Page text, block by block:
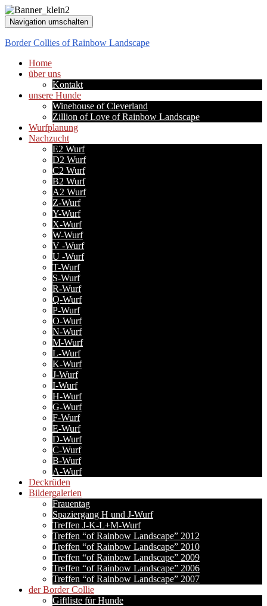
Navigation umschalten
Border Collies of Rainbow Landscape
Home
über uns
Kontakt
unsere Hunde
Winehouse of Cleverland
Zillion of Love of Rainbow Landscape
Wurfplanung
Nachzucht
E2 Wurf
D2 Wurf
C2 Wurf
B2 Wurf
A2 Wurf
Z-Wurf
Y-Wurf
X-Wurf
W-Wurf
V -Wurf
U -Wurf
T-Wurf
S-Wurf
R-Wurf
Q-Wurf
P-Wurf
O-Wurf
N-Wurf
M-Wurf
L-Wurf
K-Wurf
J-Wurf
I-Wurf
H-Wurf
G-Wurf
F-Wurf
E-Wurf
D-Wurf
C-Wurf
B-Wurf
A-Wurf
Deckrüden
Bildergalerien
Frauentag
Spaziergang H und J-Wurf
Treffen J-K-L+M-Wurf
Treffen “of Rainbow Landscape” 2012
Treffen “of Rainbow Landscape” 2010
Treffen “of Rainbow Landscape” 2009
Treffen “of Rainbow Landscape” 2006
Treffen “of Rainbow Landscape” 2007
der Border Collie
Giftliste für Hunde